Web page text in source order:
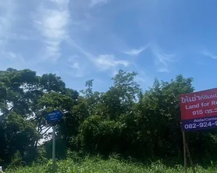
าทาวน์ เซเรนิตี้2 เพชรเกษม81
กรุงเทพมหานคร